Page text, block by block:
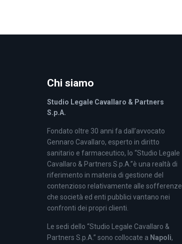
Chi siamo
Studio Legale Cavallaro & Partners
S.p.A.
Fondato oltre 30 anni fa dall’avvocato
Gennaro Cavallaro, esperto in diritto
sanitario e farmaceutico, lo “Studio Legale
Cavallaro & Partners S.p.A.”è una realtà di
riferimento in materia di gestione del
contenzioso relativamente alle sofferenze
che società ed enti pubblici vantano nei
confronti dei propri clienti.
Le sedi dello “Studio Legale Cavallaro &
Partners S.p.A.” sono collocate a Napoli,